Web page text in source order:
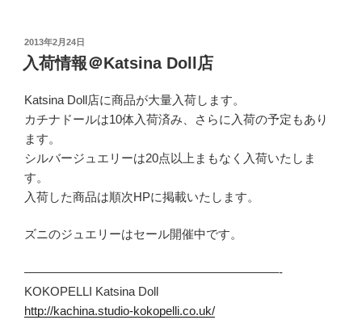
投
稿
日:
2013年2月24日
入荷情報＠Katsina Doll店
Katsina Doll店に商品が大量入荷します。
カチナドールは10体入荷済み、さらに入荷の予定もあり
ます。
シルバージュエリーは20点以上まもなく入荷いたしま
す。
入荷した商品は順次HPに掲載いたします。
ズニのジュエリーはセール開催中です。
—————————————————————-
KOKOPELLI Katsina Doll
http://kachina.studio-kokopelli.co.uk/